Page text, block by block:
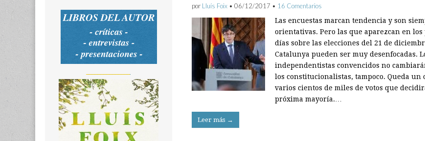
por Lluís Foix • 06/12/2017 • 16 Comentarios
Las encuestas marcan tendencia y son
orientativas. Pero las que aparezcan en los
días sobre las elecciones del 21 de
Catalunya pueden ser muy desenfocadas.
independentistas convencidos no
los constitucionalistas, tampoco. Queda un
varios cientos de miles de votos que
próxima mayoría.…
Leer más →